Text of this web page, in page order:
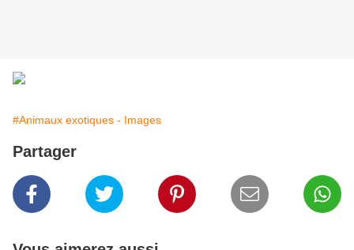
#Animaux exotiques - Images
Partager